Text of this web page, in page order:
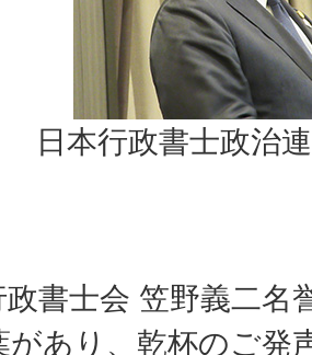
日本行政書士政治
書士会 笠野義二名
があり、乾杯のご発